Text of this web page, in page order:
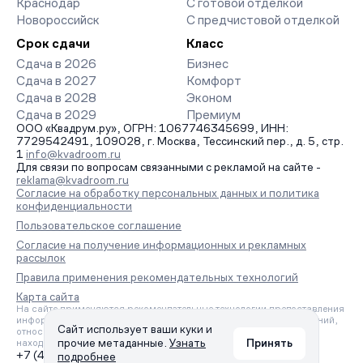
Краснодар
Новороссийск
С готовой отделкой
С предчистовой отделкой
Срок сдачи
Сдача в 2026
Сдача в 2027
Сдача в 2028
Сдача в 2029
Класс
Бизнес
Комфорт
Эконом
Премиум
ООО «Квадрум.ру», ОГРН: 1067746345699, ИНН:
7729542491, 109028, г. Москва, Тессинский пер., д. 5, стр.
1 info@kvadroom.ru
Для связи по вопросам связанными с рекламой на сайте -
reklama@kvadroom.ru
Согласие на обработку персональных данных и политика
конфиденциальности
Пользовательское соглашение
Согласие на получение информационных и рекламных
рассылок
Правила применения рекомендательных технологий
Карта сайта
На сайте применяются рекомендательные технологии предоставления
информации на основе сбора, систематизации и анализа сведений,
относящихся к предпочтениям пользователей сети «Интернет»,
находящихся на территории Российской Федерации.
+7 (495) 157-88-80
Сайт использует ваши куки и
прочие метаданные. Узнать
подробнее
Принять